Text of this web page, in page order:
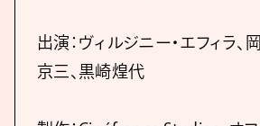
出演：ヴィルジニー・エフィラ、
京三、黒崎煌代